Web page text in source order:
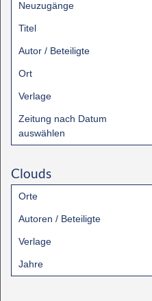
Neuzugänge
Titel
Autor / Beteiligte
Ort
Verlage
Zeitung nach Datum
auswählen
Clouds
Orte
Autoren / Beteiligte
Verlage
Jahre